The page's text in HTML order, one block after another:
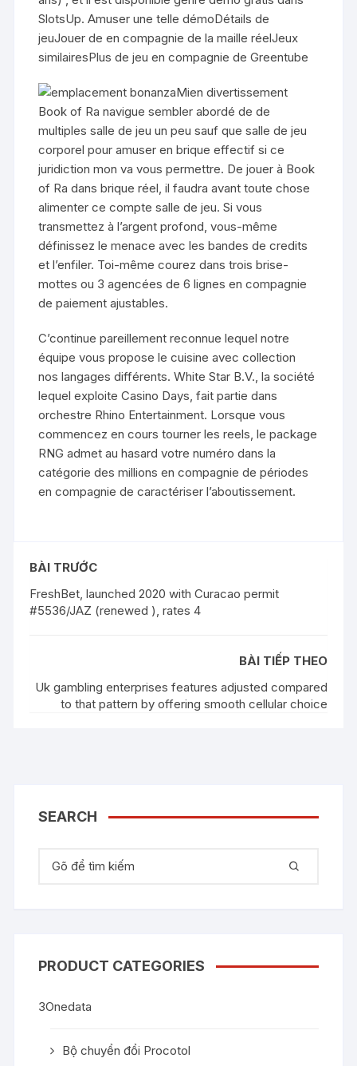
SlotsUp. Amuser une telle démoDétails de
jeuJouer de en compagnie de la maille réelJeux
similairesPlus de jeu en compagnie de Greentube
Mien divertissement
Book of Ra navigue sembler abordé de de
multiples salle de jeu un peu sauf que salle de jeu
corporel pour amuser en brique effectif si ce
juridiction mon va vous permettre. De jouer à Book
of Ra dans brique réel, il faudra avant toute chose
alimenter ce compte salle de jeu. Si vous
transmettez à l’argent profond, vous-même
définissez le menace avec les bandes de credits
et l’enfiler. Toi-même courez dans trois brise-
mottes ou 3 agencées de 6 lignes en compagnie
de paiement ajustables.
C’continue pareillement reconnue lequel notre
équipe vous propose le cuisine avec collection
nos langages différents. White Star B.V., la société
lequel exploite Casino Days, fait partie dans
orchestre Rhino Entertainment. Lorsque vous
commencez en cours tourner les reels, le package
RNG admet au hasard votre numéro dans la
catégorie des millions en compagnie de périodes
en compagnie de caractériser l’aboutissement.
BÀI TRƯỚC
FreshBet, launched 2020 with Curacao permit
#5536/JAZ (renewed ), rates 4
BÀI TIẾP THEO
Uk gambling enterprises features adjusted compared
to that pattern by offering smooth cellular choice
SEARCH
Tìm kiếm:
PRODUCT CATEGORIES
3Onedata
Bộ chuyển đổi Procotol